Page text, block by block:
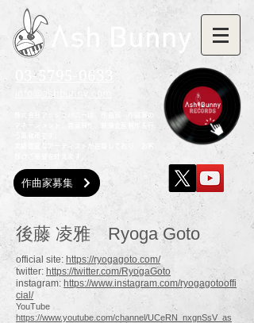
03-5795-0633
info@ashbunny.com
株式会社アッシュバニーは、作曲家・作詞家の
様のご希望を叶えます。
作曲家募集
後藤 凌雅 Ryoga Goto
official site: https://ryogagoto.com/
twitter: https://twitter.com/RyogaGoto
instagram: https://www.instagram.com/ryogagotooffi
cial/
YouTube
https://www.youtube.com/channel/UCeRN_nxgnSsV_as